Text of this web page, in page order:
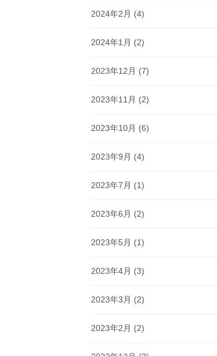
2024年2月 (4)
2024年1月 (2)
2023年12月 (7)
2023年11月 (2)
2023年10月 (6)
2023年9月 (4)
2023年7月 (1)
2023年6月 (2)
2023年5月 (1)
2023年4月 (3)
2023年3月 (2)
2023年2月 (2)